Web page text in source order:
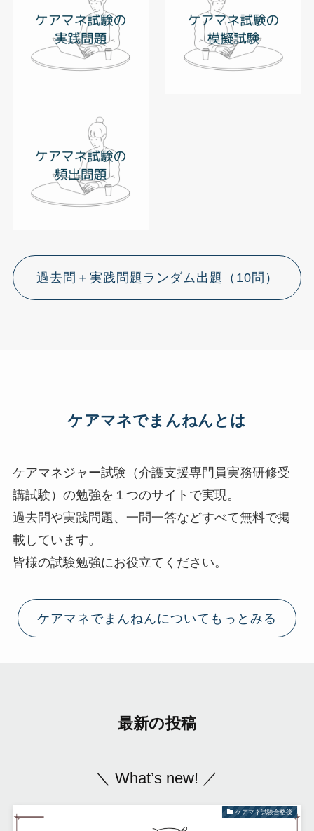
過去問＋実践問題ランダム出題（10問）
ケアマネでまんねんとは
ケアマネジャー試験（介護支援専門員実務研修受
講試験）の勉強を１つのサイトで実現。
過去問や実践問題、一問一答などすべて無料で掲
載しています。
皆様の試験勉強にお役立てください。
ケアマネでまんねんについてもっとみる
最新の投稿
＼ What’s new! ／
ケアマネ試験合格後